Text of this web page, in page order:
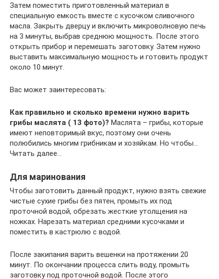
Затем поместить приготовленный материал в
специальную емкость вместе с кусочком сливочного
масла. Закрыть дверцу и включить микроволновую печь
на 3 минуты, выбрав среднюю мощность. После этого
открыть прибор и перемешать заготовку. Затем нужно
выставить максимальную мощность и готовить продукт
около 10 минут.
Вас может заинтересовать:
Как правильно и сколько времени нужно варить
грибы маслята ( 13 фото)? Маслята – грибы, которые
имеют неповторимый вкус, поэтому они очень
полюбились многим грибникам и хозяйкам. Но чтобы…
Читать далее…
Для маринования
Чтобы заготовить данный продукт, нужно взять свежие
чистые сухие грибы без пятен, промыть их под
проточной водой, обрезать жесткие утолщения на
ножках. Нарезать материал средними кусочками и
поместить в кастрюлю с водой.
После закипания варить вешенки на протяжении 20
минут. По окончании процесса слить воду, промыть
заготовку под проточной водой. После этого